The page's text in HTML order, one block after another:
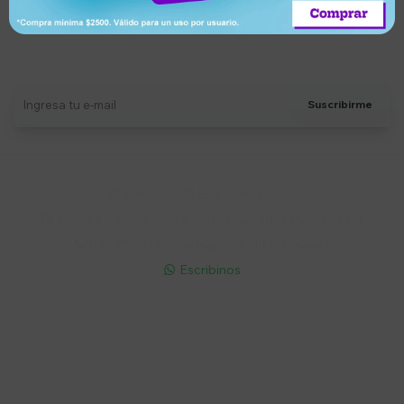
Suscríbete a nuestro newsletter
Suscribirme
 Escribinos